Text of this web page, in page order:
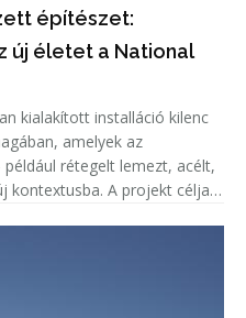
építészet:
új életet a National
kialakított installáció kilenc
amelyek az
rétegelt lemezt, acélt,
kontextusba. A projekt célja,